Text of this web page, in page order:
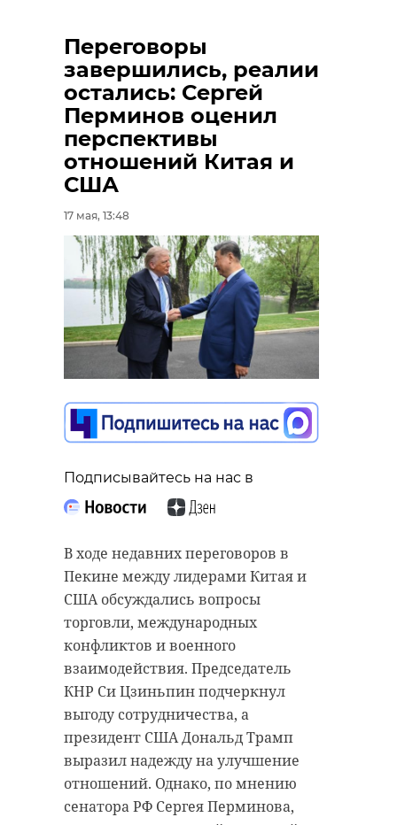
Переговоры
завершились, реалии
остались: Сергей
Перминов оценил
перспективы
отношений Китая и
США
17 мая, 13:48
Подписывайтесь на нас в
В ходе недавних переговоров в
Пекине между лидерами Китая и
США обсуждались вопросы
торговли, международных
конфликтов и военного
взаимодействия. Председатель
КНР Си Цзиньпин подчеркнул
выгоду сотрудничества, а
президент США Дональд Трамп
выразил надежду на улучшение
отношений. Однако, по мнению
сенатора РФ Сергея Перминова,